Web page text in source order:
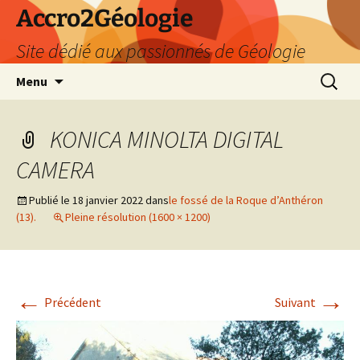
Accro2Géologie
Site dédié aux passionnés de Géologie
Menu
KONICA MINOLTA DIGITAL
CAMERA
Publié le 18 janvier 2022dansle fossé de la Roque d’Anthéron
(13).
Pleine résolution (1600 × 1200)
← Précédent Suivant →